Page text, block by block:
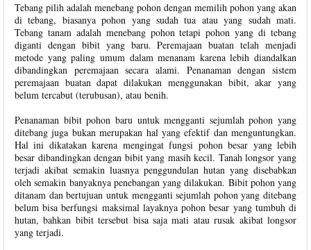
Tebang pilih adalah menebang pohon dengan memilih pohon yang akan
di tebang, biasanya pohon yang sudah tua atau yang sudah mati.
Tebang tanam adalah menebang pohon tetapi pohon yang di tebang
diganti dengan bibit yang baru. Peremajaan buatan telah menjadi
metode yang paling umum dalam menanam karena lebih diandalkan
dibandingkan peremajaan secara alami. Penanaman dengan sistem
peremajaan buatan dapat dilakukan menggunakan bibit, akar yang
belum tercabut (terubusan), atau benih.
Penanaman bibit pohon baru untuk mengganti sejumlah pohon yang
ditebang juga bukan merupakan hal yang efektif dan menguntungkan.
Hal ini dikatakan karena mengingat fungsi pohon besar yang lebih
besar dibandingkan dengan bibit yang masih kecil. Tanah longsor yang
terjadi akibat semakin luasnya penggundulan hutan yang disebabkan
oleh semakin banyaknya penebangan yang dilakukan. Bibit pohon yang
ditanam dan bertujuan untuk mengganti sejumlah pohon yang ditebang
belum bisa berfungsi maksimal layaknya pohon besar yang tumbuh di
hutan, bahkan bibit tersebut bisa saja mati atau rusak akibat longsor
yang terjadi.